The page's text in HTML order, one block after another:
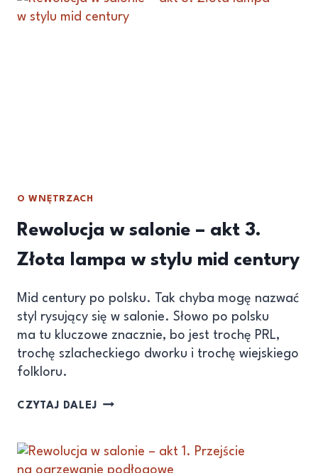
O WNĘTRZACH
Rewolucja w salonie – akt 3.
Złota lampa w stylu mid century
Mid century po polsku. Tak chyba mogę nazwać
styl rysujący się w salonie. Słowo po polsku
ma tu kluczowe znacznie, bo jest trochę PRL,
trochę szlacheckiego dworku i trochę wiejskiego
folkloru.
CZYTAJ DALEJ